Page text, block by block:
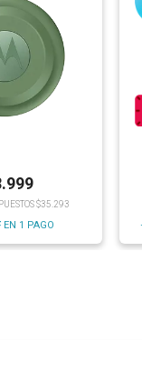
$35.293
EN 1 PAGO